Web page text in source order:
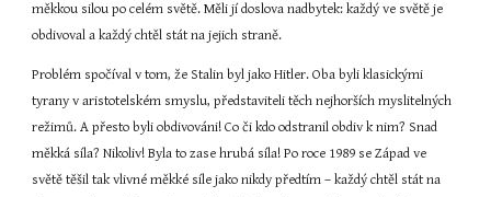
měkkou silou po celém světě. Měli jí doslova nadbytek: každý ve světě je
obdivoval a každý chtěl stát na jejich straně.
Problém spočíval v tom, že Stalin byl jako Hitler. Oba byli klasickými
tyrany v aristotelském smyslu, představiteli těch nejhorších myslitelných
režimů. A přesto byli obdivováni! Co či kdo odstranil obdiv k nim? Snad
měkká síla? Nikoliv! Byla to zase hrubá síla! Po roce 1989 se Západ ve
světě těšil tak vlivné měkké síle jako nikdy předtím – každý chtěl stát na